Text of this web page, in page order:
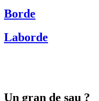
Borde
Laborde
Un gran de sau ?